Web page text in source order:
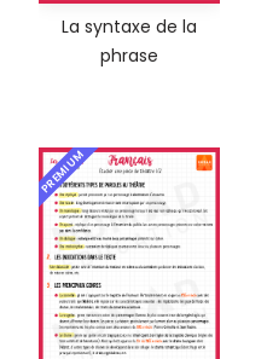
La syntaxe de la
phrase
PREMIUM